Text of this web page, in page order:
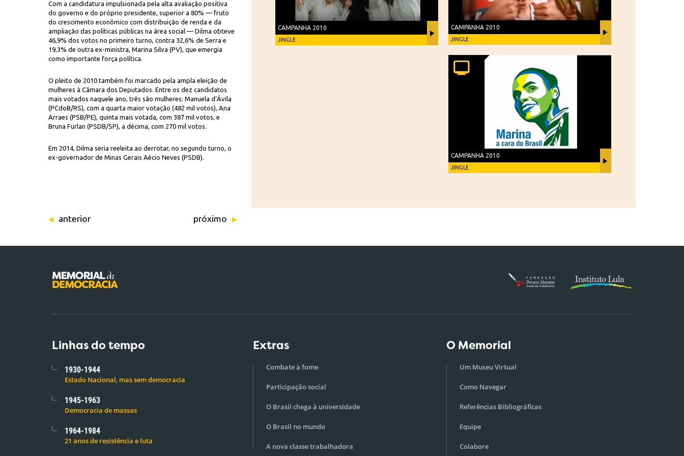
Com a candidatura impulsionada pela alta avaliação positiva
do governo e do próprio presidente, superior a 80% — fruto
do crescimento econômico com distribuição de renda e da
ampliação das políticas públicas na área social — Dilma obteve
46,9% dos votos no primeiro turno, contra 32,6% de Serra e
19,3% de outra ex-ministra, Marina Silva (PV), que emergia
como importante força política.
O pleito de 2010 também foi marcado pela ampla eleição de
mulheres à Câmara dos Deputados. Entre os dez candidatos
mais votados naquele ano, três são mulheres: Manuela d’Ávila
(PCdoB/RS), com a quarta maior votação (482 mil votos), Ana
Arraes (PSB/PE), quinta mais votada, com 387 mil votos, e
Bruna Furlan (PSDB/SP), a décima, com 270 mil votos.
Em 2014, Dilma seria reeleita ao derrotar, no segundo turno, o
ex-governador de Minas Gerais Aécio Neves (PSDB).
anterior próximo
CAMPANHA 2010
JINGLE
CAMPANHA 2010
JINGLE
CAMPANHA 2010
JINGLE
Linhas do tempo
1930-1944
Estado Nacional, mas sem democracia
1945-1963
Democracia de massas
1964-1984
21 anos de resistência e luta
Extras
Combate à fome
Participação social
O Brasil chega à universidade
O Brasil no mundo
A nova classe trabalhadora
O Memorial
Um Museu Virtual
Como Navegar
Referências Bibliográficas
Equipe
Colabore